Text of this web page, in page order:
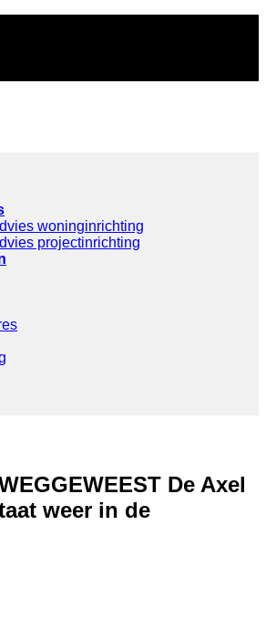
woninginrichting
projectinrichting
De Axel
weer in de